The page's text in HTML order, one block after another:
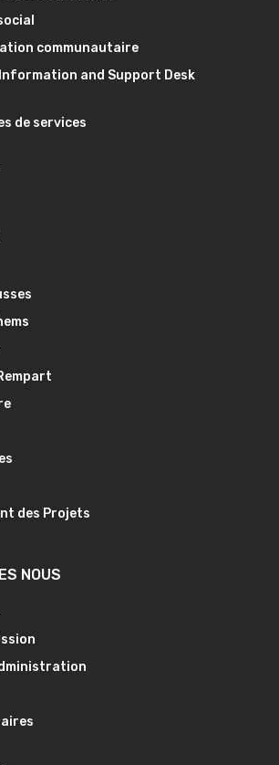
communautaire
and Support Desk
de services
des Projets
NOUS